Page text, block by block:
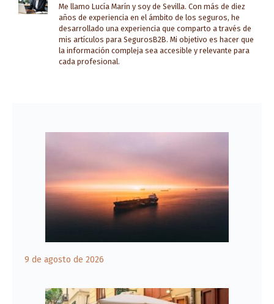
Me llamo Lucía Marín y soy de Sevilla. Con más de diez
años de experiencia en el ámbito de los seguros, he
desarrollado una experiencia que comparto a través de
mis artículos para SegurosB2B. Mi objetivo es hacer que
la información compleja sea accesible y relevante para
cada profesional.
9 de agosto de 2026